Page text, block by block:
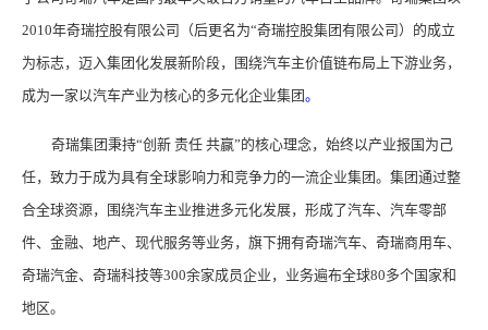
2010年奇瑞控股有限公司（后更名为“奇瑞控股集团有限公司）的成立
为标志，迈入集团化发展新阶段，围绕汽车主价值链布局上下游业务，
成为一家以汽车产业为核心的多元化企业集团。
奇瑞集团秉持“创新 责任 共赢”的核心理念，始终以产业报国为己
任，致力于成为具有全球影响力和竞争力的一流企业集团。集团通过整
合全球资源，围绕汽车主业推进多元化发展，形成了汽车、汽车零部
件、金融、地产、现代服务等业务，旗下拥有奇瑞汽车、奇瑞商用车、
奇瑞汽金、奇瑞科技等300余家成员企业，业务遍布全球80多个国家和
地区。